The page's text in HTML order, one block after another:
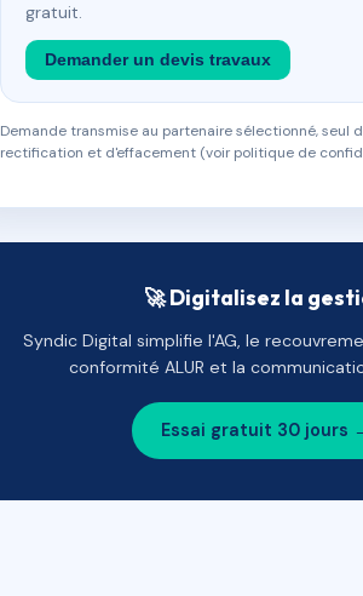
gratuit.
Demander un devis travaux
Demande transmise au partenaire sélectionné, seul
rectification et d'effacement (voir politique de
🚀 Digitalisez la
Syndic Digital simplifie l'AG, le
conformité ALUR et la
Essai gratuit 30 jours